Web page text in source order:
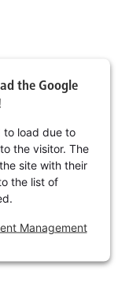
the Google
to load due to
the visitor. The
site with their
the list of
Management